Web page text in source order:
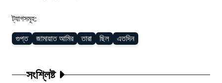
ট্যাগসমূহ:
গুপ্ত জামায়াত আমির তারা ছিল এতদিন
সংশ্লিষ্ট